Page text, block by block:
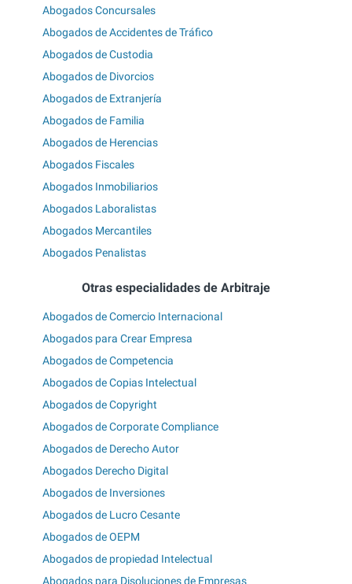
Abogados Concursales
Abogados de Accidentes de Tráfico
Abogados de Custodia
Abogados de Divorcios
Abogados de Extranjería
Abogados de Familia
Abogados de Herencias
Abogados Fiscales
Abogados Inmobiliarios
Abogados Laboralistas
Abogados Mercantiles
Abogados Penalistas
Otras especialidades de Arbitraje
Abogados de Comercio Internacional
Abogados para Crear Empresa
Abogados de Competencia
Abogados de Copias Intelectual
Abogados de Copyright
Abogados de Corporate Compliance
Abogados de Derecho Autor
Abogados Derecho Digital
Abogados de Inversiones
Abogados de Lucro Cesante
Abogados de OEPM
Abogados de propiedad Intelectual
Abogados para Disoluciones de Empresas